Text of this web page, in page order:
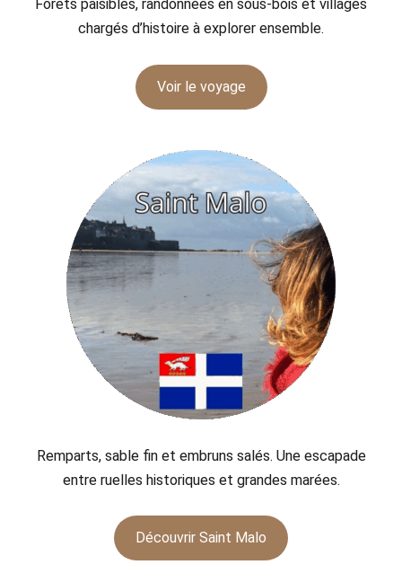
Forêts paisibles, randonnées en sous-bois et villages
chargés d’histoire à explorer ensemble.
Voir le voyage
Remparts, sable fin et embruns salés. Une escapade
entre ruelles historiques et grandes marées.
Découvrir Saint Malo